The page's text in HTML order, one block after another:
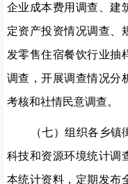
企业成本费用调查、建
定资产投资情况调查、
发零售住宿餐饮行业抽
调查，开展调查情况分
考核和社情民意调查。
（七）组织各乡镇
科技和资源环境统计调
本统计资料，定期发布